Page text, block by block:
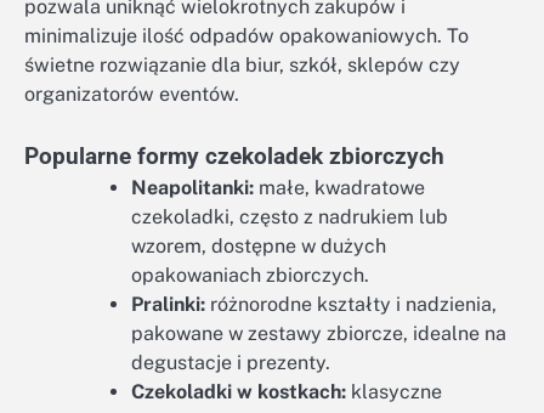
pozwala uniknąć wielokrotnych zakupów i
minimalizuje ilość odpadów opakowaniowych. To
świetne rozwiązanie dla biur, szkół, sklepów czy
organizatorów eventów.
Popularne formy czekoladek zbiorczych
Neapolitanki: małe, kwadratowe
czekoladki, często z nadrukiem lub
wzorem, dostępne w dużych
opakowaniach zbiorczych.
Pralinki: różnorodne kształty i nadzienia,
pakowane w zestawy zbiorcze, idealne na
degustacje i prezenty.
Czekoladki w kostkach: klasyczne